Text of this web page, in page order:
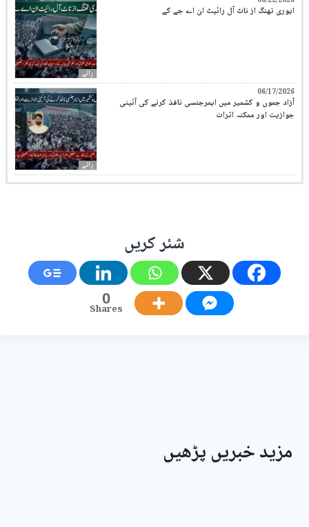
رائے
ایوری تھنگ از ناٹ آل رائیٹ ان اے جے کے
رائے
06/17/2026
آزاد جموں و کشمیر میں ایمرجنسی نافذ کرنے کی آئینی
جوازیت اور ممکنہ اثرات
شئر کریں
0
Shares
مزید خبریں پڑھیں